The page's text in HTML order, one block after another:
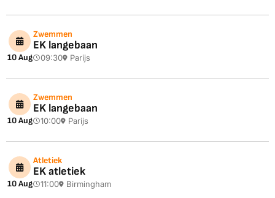
10 Aug
Zwemmen
EK langebaan
09:30 Parijs
10 Aug
Zwemmen
EK langebaan
10:00 Parijs
10 Aug
Atletiek
EK atletiek
11:00 Birmingham